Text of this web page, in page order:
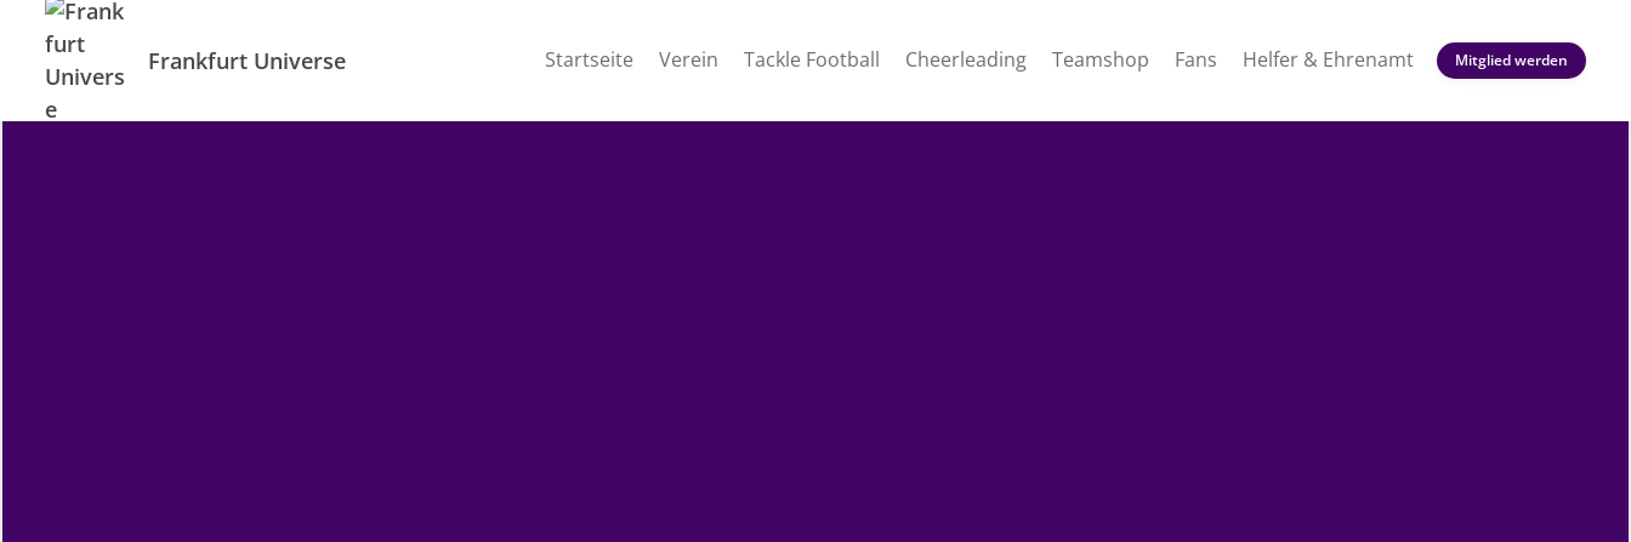
Frankfurt Universe Startseite Verein Tackle Football Cheerleading Teamshop Fans Helfer & Ehrenamt Mitglied werden